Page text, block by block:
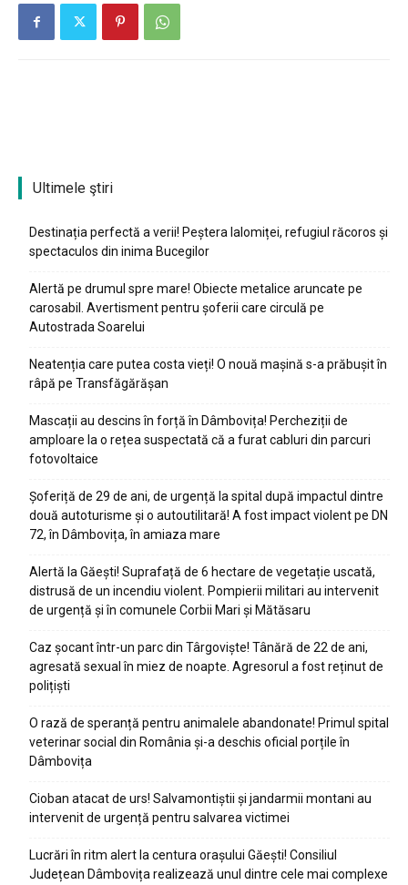
Ultimele ştiri
Destinația perfectă a verii! Peștera Ialomiței, refugiul răcoros și
spectaculos din inima Bucegilor
Alertă pe drumul spre mare! Obiecte metalice aruncate pe
carosabil. Avertisment pentru șoferii care circulă pe
Autostrada Soarelui
Neatenția care putea costa vieți! O nouă mașină s-a prăbușit în
râpă pe Transfăgărășan
Mascații au descins în forță în Dâmbovița! Percheziții de
amploare la o rețea suspectată că a furat cabluri din parcuri
fotovoltaice
Șoferiță de 29 de ani, de urgență la spital după impactul dintre
două autoturisme și o autoutilitară! A fost impact violent pe DN
72, în Dâmbovița, în amiaza mare
Alertă la Găești! Suprafață de 6 hectare de vegetație uscată,
distrusă de un incendiu violent. Pompierii militari au intervenit
de urgență și în comunele Corbii Mari și Mătăsaru
Caz șocant într-un parc din Târgoviște! Tânără de 22 de ani,
agresată sexual în miez de noapte. Agresorul a fost reținut de
polițiști
O rază de speranță pentru animalele abandonate! Primul spital
veterinar social din România și-a deschis oficial porțile în
Dâmbovița
Cioban atacat de urs! Salvamontiștii și jandarmii montani au
intervenit de urgență pentru salvarea victimei
Lucrări în ritm alert la centura orașului Găești! Consiliul
Județean Dâmbovița realizează unul dintre cele mai complexe